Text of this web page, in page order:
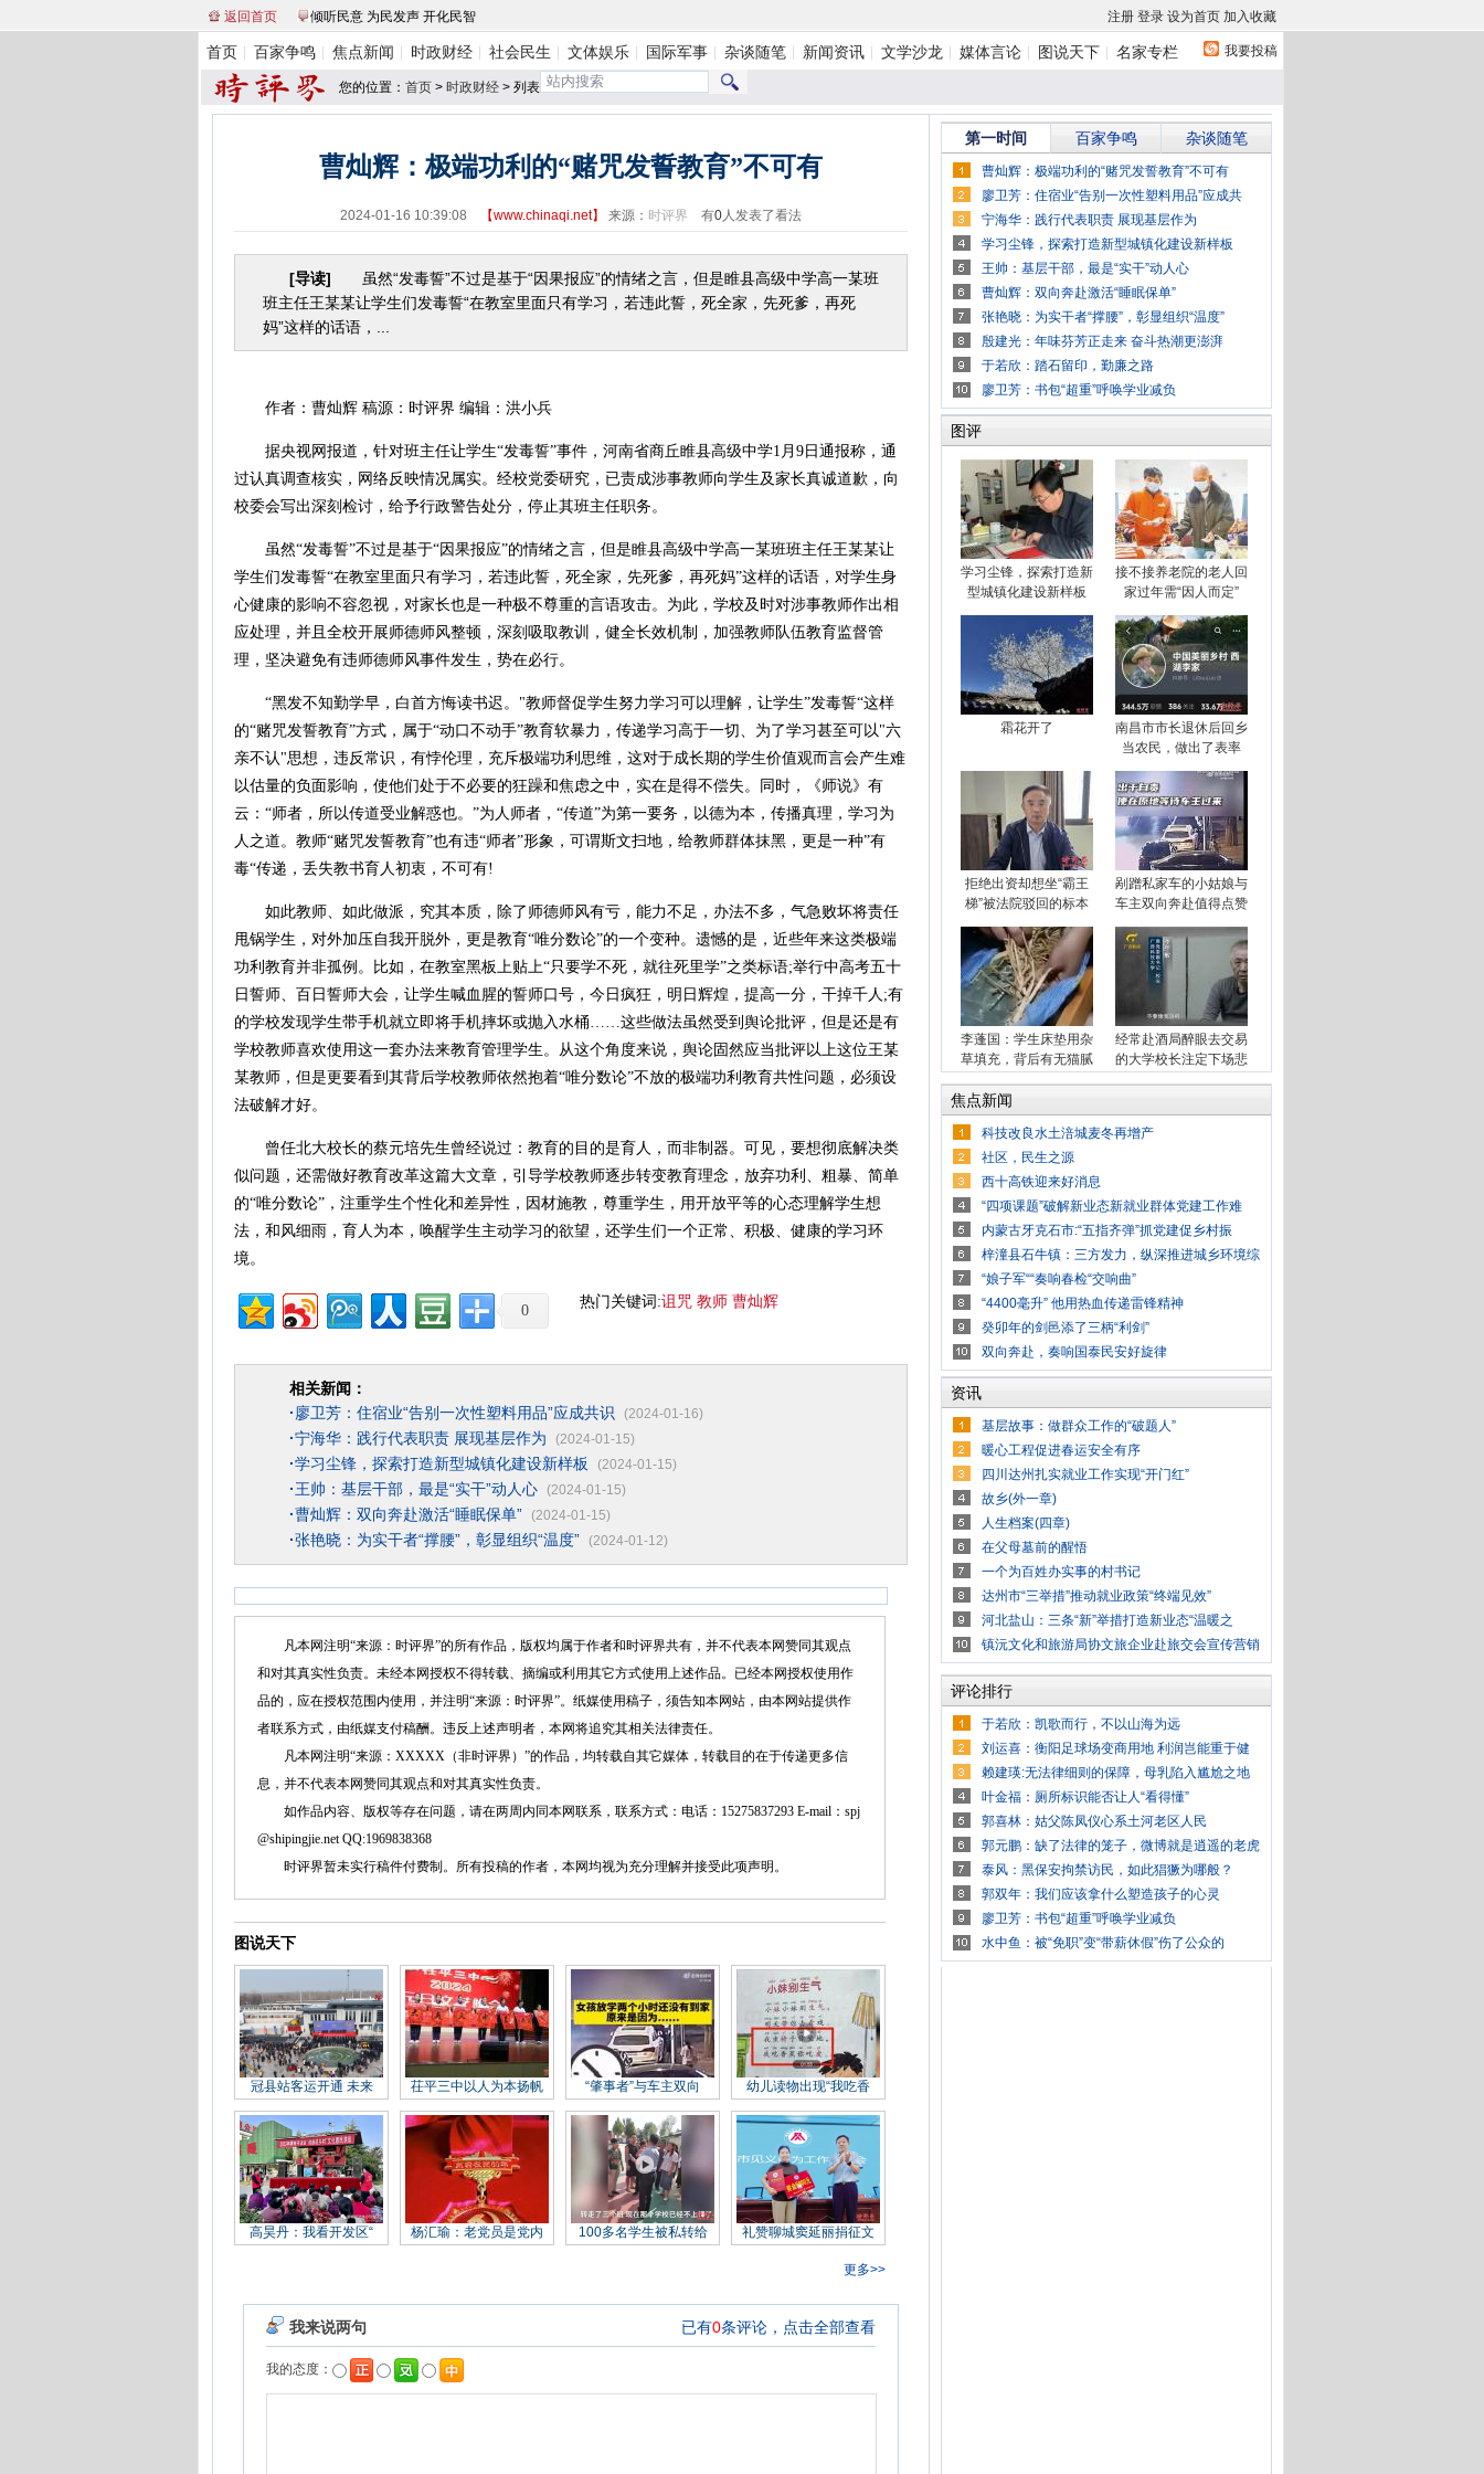
返回首页 倾听民意 为民发声 开化民智 注册 登录 设为首页 加入收藏
我要投稿
首页 百家争鸣 焦点新闻 时政财经 社会民生 文体娱乐 国际军事 杂谈随笔 新闻资讯 文学沙龙 媒体言论 图说天下 名家专栏
您的位置： 首页 > 时政财经 > 列表
曹灿辉：极端功利的“赌咒发誓教育”不可有
2024-01-16 10:39:08 【www.chinaqi.net】 来源： 时评界 有0人发表了看法
[导读] 虽然“发毒誓”不过是基于“因果报应”的情绪之言，但是睢县高级中学高一某班
班主任王某某让学生们发毒誓“在教室里面只有学习，若违此誓，死全家，先死爹，再死
妈”这样的话语，...
作者：曹灿辉 稿源：时评界 编辑：洪小兵
据央视网报道，针对班主任让学生“发毒誓”事件，河南省商丘睢县高级中学1月9日通报称，通
过认真调查核实，网络反映情况属实。经校党委研究，已责成涉事教师向学生及家长真诚道歉，向
校委会写出深刻检讨，给予行政警告处分，停止其班主任职务。
虽然“发毒誓”不过是基于“因果报应”的情绪之言，但是睢县高级中学高一某班班主任王某某让
学生们发毒誓“在教室里面只有学习，若违此誓，死全家，先死爹，再死妈”这样的话语，对学生身
心健康的影响不容忽视，对家长也是一种极不尊重的言语攻击。为此，学校及时对涉事教师作出相
应处理，并且全校开展师德师风整顿，深刻吸取教训，健全长效机制，加强教师队伍教育监督管
理，坚决避免有违师德师风事件发生，势在必行。
“黑发不知勤学早，白首方悔读书迟。"教师督促学生努力学习可以理解，让学生”发毒誓“这样
的“赌咒发誓教育”方式，属于“动口不动手”教育软暴力，传递学习高于一切、为了学习甚至可以"六
亲不认"思想，违反常识，有悖伦理，充斥极端功利思维，这对于成长期的学生价值观而言会产生难
以估量的负面影响，使他们处于不必要的狂躁和焦虑之中，实在是得不偿失。同时，《师说》有
云：“师者，所以传道受业解惑也。”为人师者，“传道”为第一要务，以德为本，传播真理，学习为
人之道。教师“赌咒发誓教育”也有违“师者”形象，可谓斯文扫地，给教师群体抹黑，更是一种”有
毒“传递，丢失教书育人初衷，不可有!
如此教师、如此做派，究其本质，除了师德师风有亏，能力不足，办法不多，气急败坏将责任
甩锅学生，对外加压自我开脱外，更是教育“唯分数论”的一个变种。遗憾的是，近些年来这类极端
功利教育并非孤例。比如，在教室黑板上贴上“只要学不死，就往死里学”之类标语;举行中高考五十
日誓师、百日誓师大会，让学生喊血腥的誓师口号，今日疯狂，明日辉煌，提高一分，干掉千人;有
的学校发现学生带手机就立即将手机摔坏或抛入水桶……这些做法虽然受到舆论批评，但是还是有
学校教师喜欢使用这一套办法来教育管理学生。从这个角度来说，舆论固然应当批评以上这位王某
某教师，但是更要看到其背后学校教师依然抱着“唯分数论”不放的极端功利教育共性问题，必须设
法破解才好。
曾任北大校长的蔡元培先生曾经说过：教育的目的是育人，而非制器。可见，要想彻底解决类
似问题，还需做好教育改革这篇大文章，引导学校教师逐步转变教育理念，放弃功利、粗暴、简单
的“唯分数论”，注重学生个性化和差异性，因材施教，尊重学生，用开放平等的心态理解学生想
法，和风细雨，育人为本，唤醒学生主动学习的欲望，还学生们一个正常、积极、健康的学习环
境。
0
热门关键词:诅咒 教师 曹灿辉
相关新闻：
·廖卫芳：住宿业“告别一次性塑料用品”应成共识 (2024-01-16)
·宁海华：践行代表职责 展现基层作为 (2024-01-15)
·学习尘锋，探索打造新型城镇化建设新样板 (2024-01-15)
·王帅：基层干部，最是“实干”动人心 (2024-01-15)
·曹灿辉：双向奔赴激活“睡眠保单” (2024-01-15)
·张艳晓：为实干者“撑腰”，彰显组织“温度” (2024-01-12)
凡本网注明“来源：时评界”的所有作品，版权均属于作者和时评界共有，并不代表本网赞同其观点
和对其真实性负责。未经本网授权不得转载、摘编或利用其它方式使用上述作品。已经本网授权使用作
品的，应在授权范围内使用，并注明“来源：时评界”。纸媒使用稿子，须告知本网站，由本网站提供作
者联系方式，由纸媒支付稿酬。违反上述声明者，本网将追究其相关法律责任。
凡本网注明“来源：XXXXX（非时评界）”的作品，均转载自其它媒体，转载目的在于传递更多信
息，并不代表本网赞同其观点和对其真实性负责。
如作品内容、版权等存在问题，请在两周内同本网联系，联系方式：电话：15275837293 E-mail：spj
@shipingjie.net QQ:1969838368
时评界暂未实行稿件付费制。所有投稿的作者，本网均视为充分理解并接受此项声明。
图说天下
冠县站客运开通 未来 茌平三中以人为本扬帆 “肇事者”与车主双向 幼儿读物出现“我吃香
高昊丹：我看开发区“ 杨汇瑜：老党员是党内 100多名学生被私转给 礼赞聊城窦延丽捐征文
更多>>
第一时间 百家争鸣 杂谈随笔
曹灿辉：极端功利的“赌咒发誓教育”不可有
廖卫芳：住宿业“告别一次性塑料用品”应成共
宁海华：践行代表职责 展现基层作为
学习尘锋，探索打造新型城镇化建设新样板
王帅：基层干部，最是“实干”动人心
曹灿辉：双向奔赴激活“睡眠保单”
张艳晓：为实干者“撑腰”，彰显组织“温度”
殷建光：年味芬芳正走来 奋斗热潮更澎湃
于若欣：踏石留印，勤廉之路
廖卫芳：书包“超重”呼唤学业减负
图评
学习尘锋，探索打造新
型城镇化建设新样板
接不接养老院的老人回
家过年需“因人而定”
霜花开了
南昌市市长退休后回乡
当农民，做出了表率
拒绝出资却想坐“霸王
梯”被法院驳回的标本
剐蹭私家车的小姑娘与
车主双向奔赴值得点赞
李蓬国：学生床垫用杂
草填充，背后有无猫腻
经常赴酒局醉眼去交易
的大学校长注定下场悲
焦点新闻
科技改良水土涪城麦冬再增产
社区，民生之源
西十高铁迎来好消息
“四项课题”破解新业态新就业群体党建工作难
内蒙古牙克石市:“五指齐弹”抓党建促乡村振
梓潼县石牛镇：三方发力，纵深推进城乡环境综
“娘子军““奏响春检“交响曲”
“4400毫升” 他用热血传递雷锋精神
癸卯年的剑邑添了三柄“利剑”
双向奔赴，奏响国泰民安好旋律
资讯
基层故事：做群众工作的“破题人”
暖心工程促进春运安全有序
四川达州扎实就业工作实现“开门红”
故乡(外一章)
人生档案(四章)
在父母墓前的醒悟
一个为百姓办实事的村书记
达州市“三举措”推动就业政策“终端见效”
河北盐山：三条“新”举措打造新业态“温暖之
镇沅文化和旅游局协文旅企业赴旅交会宣传营销
评论排行
于若欣：凯歌而行，不以山海为远
刘运喜：衡阳足球场变商用地 利润岂能重于健
赖建瑛:无法律细则的保障，母乳陷入尴尬之地
叶金福：厕所标识能否让人“看得懂”
郭喜林：姑父陈凤仪心系土河老区人民
郭元鹏：缺了法律的笼子，微博就是逍遥的老虎
泰风：黑保安拘禁访民，如此猖獗为哪般？
郭双年：我们应该拿什么塑造孩子的心灵
廖卫芳：书包“超重”呼唤学业减负
水中鱼：被“免职”变“带薪休假”伤了公众的